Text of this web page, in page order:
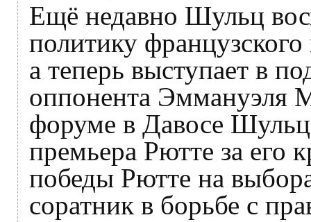
Ещё недавно Шульц
политику
а теперь выступает в
оппонента Эммануэля
форуме в Давосе Шульц
премьера Рютте за его
победы Рютте на
соратник в борьбе с